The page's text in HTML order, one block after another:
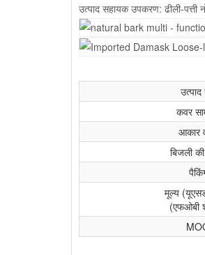
उत्पाद सहायक उपकरण: ढीली-पत्ती
कवर
आकार
बिजली की
मूल्य
(एफओबी